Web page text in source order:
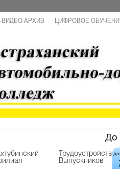
АРХИВ ЦИФРОВОЕ
Трудоустройство
Выпускников
До